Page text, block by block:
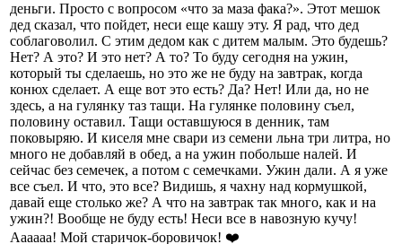
деньги. Просто с вопросом «что за маза фака?». Этот мешок
дед сказал, что пойдет, неси еще кашу эту. Я рад, что дед
соблаговолил. С этим дедом как с дитем малым. Это будешь?
Нет? А это? И это нет? А то? То буду сегодня на ужин,
который ты сделаешь, но это же не буду на завтрак, когда
конюх сделает. А еще вот это есть? Да? Нет! Или да, но не
здесь, а на гулянку таз тащи. На гулянке половину съел,
половину оставил. Тащи оставшуюся в денник, там
поковыряю. И киселя мне свари из семени льна три литра, но
много не добавляй в обед, а на ужин побольше налей. И
сейчас без семечек, а потом с семечками. Ужин дали. А я уже
все съел. И что, это все? Видишь, я чахну над кормушкой,
давай еще столько же? А что на завтрак так много, как и на
ужин?! Вообще не буду есть! Неси все в навозную кучу!
Аааааа! Мой старичок-боровичок! ❤️